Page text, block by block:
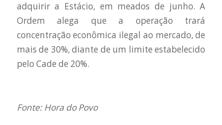
adquirir a Estácio, em meados de junho. A
Ordem alega que a operação trará
concentração econômica ilegal ao mercado, de
mais de 30%, diante de um limite estabelecido
pelo Cade de 20%.
Fonte: Hora do Povo